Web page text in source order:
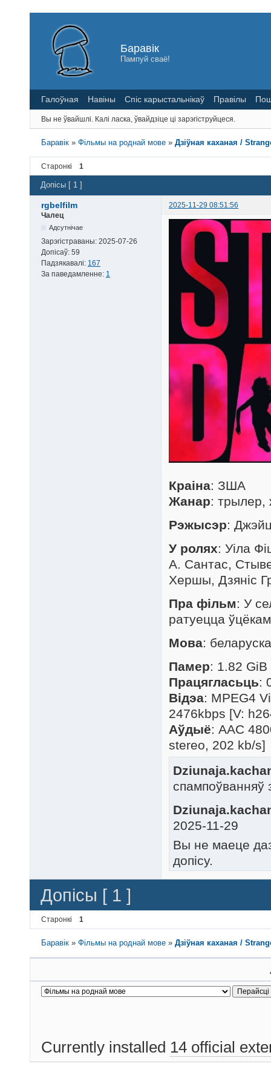
Баравік
Пампуй сваё!
Галоўная Навіны Спіс карыстальнікаў Правілы
Вы не ўвайшлі. Калі ласка, ўвайдзіце ці зарэгіструйцеся.
Баравік »Фільмы на роднай мове »Дзіўная каханая /
Старонкі 1
Допісы [ 1 ]
rgbelfilm
2025-11-29 08:51:56
Чалец
Адсутнічае
Зарэгістраваны: 2025-07-26
Допісаў: 59
Падзякавалі: 167
За паведамленне: 1
Краіна: ЗША
Жанар: трылер,
Рэжысэр:
У ролях: Уіла
А. Сантас,
Хершы, Дзяніс
Пра фільм: У
ратуецца
Мова:
Памер: 1.82 GiB
Працягласьць:
Відэа: MPEG4
2476kbps [V:
Аўдыё: AAC
stereo, 202 kb/s]
спампоўванняў
2025-11-29
Вы не маеце
допісу.
Допісы [ 1 ]
Старонкі 1
Баравік »Фільмы на роднай мове »Дзіўная каханая /
Currently installed 14 official